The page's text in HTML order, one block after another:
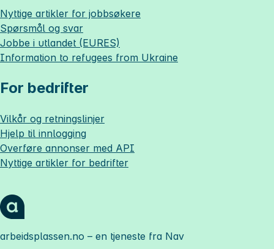
Nyttige artikler for jobbsøkere
Spørsmål og svar
Jobbe i utlandet (EURES)
Information to refugees from Ukraine
For bedrifter
Vilkår og retningslinjer
Hjelp til innlogging
Overføre annonser med API
Nyttige artikler for bedrifter
arbeidsplassen.no – en tjeneste fra Nav